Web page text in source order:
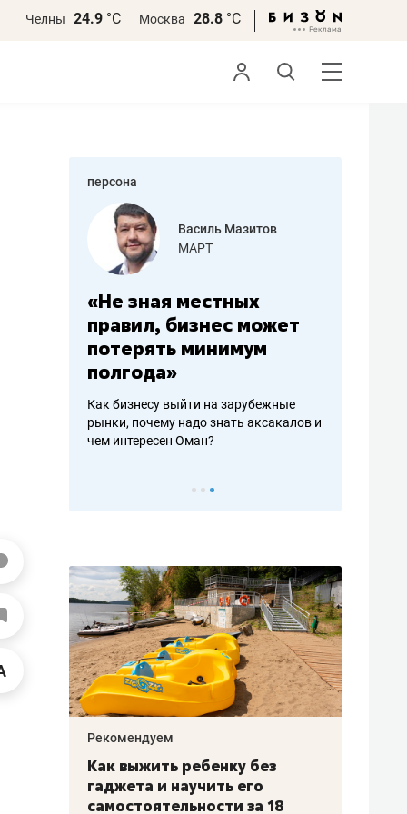
Челны 24.9 °С Москва 28.8 °С
персона
работа
Василь Мазитов
МАРТ
«Не зная местных
правил, бизнес может
потерять минимум
полгода»
Как бизнесу выйти на зарубежные
рынки, почему надо знать аксакалов и
чем интересен Оман?
–
Рекомендуем
Как выжить ребенку без
гаджета и научить его
самостоятельности за 18